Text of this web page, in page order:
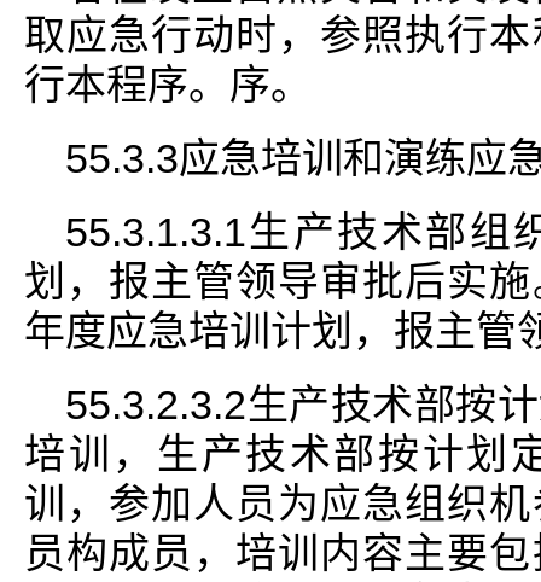
取应急行动时，参照执行
行本程序。序。
55.3.3应急培训和演练应
55.3.1.3.1生产技术部组
划，报主管领导审批后实
年度应急培训计划，报主管
55.3.2.3.2生产技术部按
培训，生产技术部按计划
训，参加人员为应急组织
员构成员，培训内容主要